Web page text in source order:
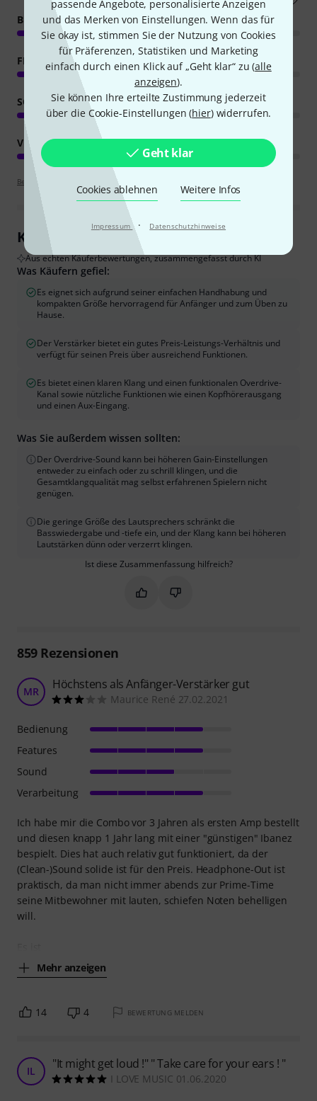
passende Angebote, personalisierte Anzeigen
und das Merken von Einstellungen. Wenn das für
Sie okay ist, stimmen Sie der Nutzung von Cookies
für Präferenzen, Statistiken und Marketing
einfach durch einen Klick auf „Geht klar“ zu (alle
anzeigen).
Sie können Ihre erteilte Zustimmung jederzeit
über die Cookie-Einstellungen (hier) widerrufen.
Geht klar
Cookies ablehnen Weitere Infos
Impressum · Datenschutzhinweise
BEDIENUNG
FEATURES
SOUND
VERARBEITUNG
Bewertungsrichtlinien
Kundenrezensionen im Überblick
Aus echten Käuferbewertungen, zusammengefasst durch KI
Was Käufern gefiel:
Es eignet sich aufgrund seiner einfachen Handhabung und
kompakten Größe hervorragend für Anfänger und zum Üben zu
Hause.
Der Verstärker bietet ein gutes Preis-Leistungs-Verhältnis und
verfügt für seinen Preis über ausreichend Funktionen.
Es bietet einen klaren Klang und einen funktionalen Overdrive-
Kanal sowie nützliche Funktionen wie einen Kopfhörerausgang
und einen Aux-Eingang.
Was Sie außerdem wissen sollten:
Der Overdrive-Sound kann bei höheren Gain-Einstellungen
entweder zu einfach oder zu schrill klingen, und die
Gesamtklangqualität mag selbst erfahrenen Spielern nicht
genügen.
Die geringe Größe des Lautsprechers schränkt die
Basswiedergabe und -tiefe ein, und der Klang kann bei höheren
Lautstärken dünn oder verzerrt klingen.
Ist diese Zusammenfassung hilfreich?
Markieren Sie diese
Markieren Sie diese
859Rezensionen
MR Höchstens als Anfänger-Verstärker gut
Maurice René 27.02.2021
Ich habe mir die Combo vor 3 Jahren als ersten Amp bestellt
und diesen knapp 1 Jahr lang mit einer "günstigen" Ibanez
bespielt. Dies hat auch relativ gut funktioniert, da der
(Clean-)Sound solide ist für den Preis. Headphone-Out ist
praktisch, da man nicht immer abends zur Prime-Time
seine Mitbewohner mit lauten, schiefen Noten behelligen
will.
Mehr anzeigen
Bedienung
Features
Sound
Verarbeitung
14 4 BEWERTUNG MELDEN
IL "It might get loud !" " Take care for your ears ! "
I LOVE MUSIC 01.06.2020